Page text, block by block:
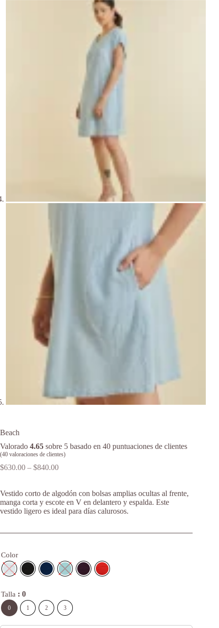
Beach
Valorado 4.65 sobre 5 basado en 40 puntuaciones de clientes
(40 valoraciones de clientes)
$630.00 – $840.00Price
through
$840.00
Vestido corto de algodón con bolsas amplias ocultas al frente,
manga corta y escote en V en delantero y espalda. Este
vestido ligero es ideal para días calurosos.
Color
Talla : 0
0 1 2 3